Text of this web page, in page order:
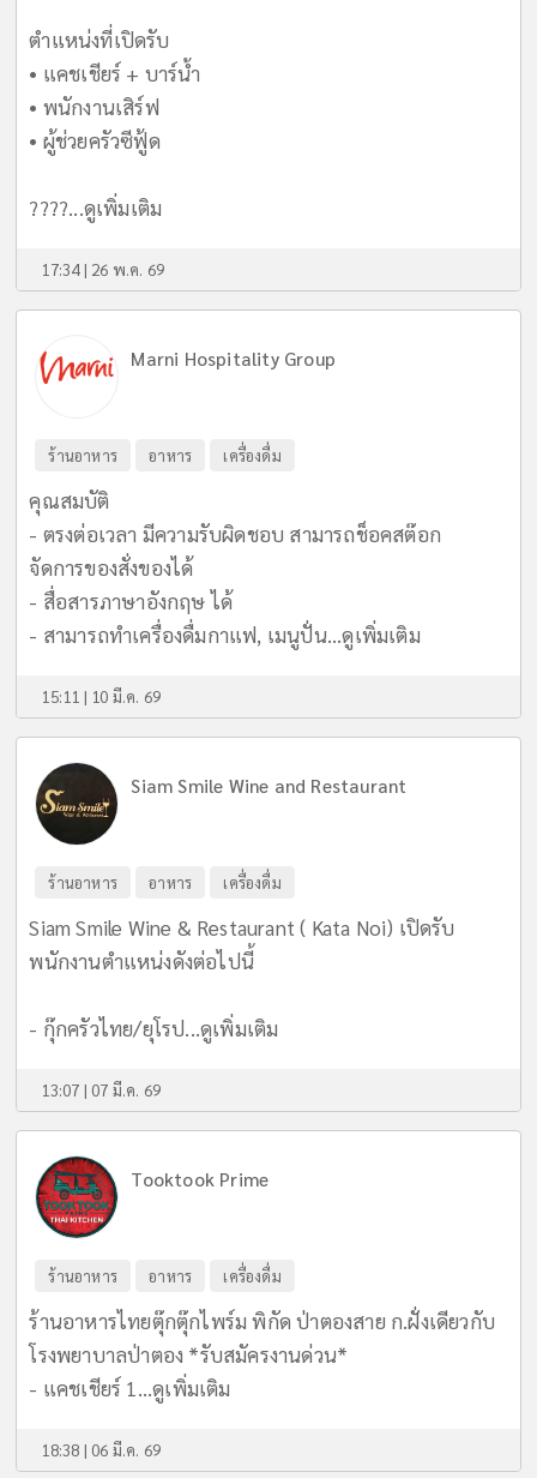
ตำแหน่งที่เปิดรับ
• แคชเชียร์ + บาร์น้ำ
• พนักงานเสิร์ฟ
• ผู้ช่วยครัวซีฟู้ด
????...ดูเพิ่มเติม
17:34 | 26 พ.ค. 69
Marni Hospitality Group
ร้านอาหาร อาหาร เครื่องดื่ม
คุณสมบัติ
- ตรงต่อเวลา มีความรับผิดชอบ สามารถช็อคสต๊อก
จัดการของสั่งของได้
- สื่อสารภาษาอังกฤษ ได้
- สามารถทำเครื่องดื่มกาแฟ, เมนูปั่น...ดูเพิ่มเติม
15:11 | 10 มี.ค. 69
Siam Smile Wine and Restaurant
ร้านอาหาร อาหาร เครื่องดื่ม
Siam Smile Wine & Restaurant ( Kata Noi) เปิดรับ
พนักงานตำแหน่งดังต่อไปนี้
- กุ๊กครัวไทย/ยุโรป...ดูเพิ่มเติม
13:07 | 07 มี.ค. 69
Tooktook Prime
ร้านอาหาร อาหาร เครื่องดื่ม
ร้านอาหารไทยตุ๊กตุ๊กไพร์ม พิกัด ป่าตองสาย ก.ฝั่งเดียวกับ
โรงพยาบาลป่าตอง *รับสมัครงานด่วน*
- แคชเชียร์ 1...ดูเพิ่มเติม
18:38 | 06 มี.ค. 69